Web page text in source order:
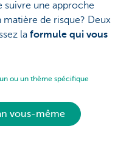
suivre une approche
de risque? Deux
la formule qui vous
ou un thème spécifique
vous-même